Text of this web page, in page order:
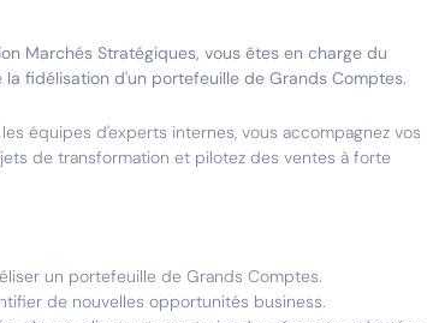
Marchés Stratégiques, vous êtes en charge du
fidélisation d'un portefeuille de Grands Comptes.
équipes d'experts internes, vous accompagnez vos
de transformation et pilotez des ventes à forte
un portefeuille de Grands Comptes.
de nouvelles opportunités business.